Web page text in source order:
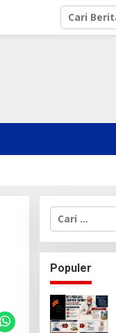
C
i
u
n
t
u
:
Populer